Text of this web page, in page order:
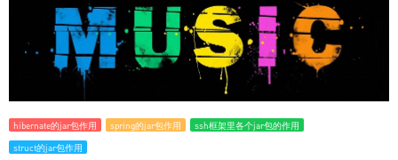
hibernate的jar包作用 spring的jar包作用 ssh框架里各个jar包的作用
struct的jar包作用